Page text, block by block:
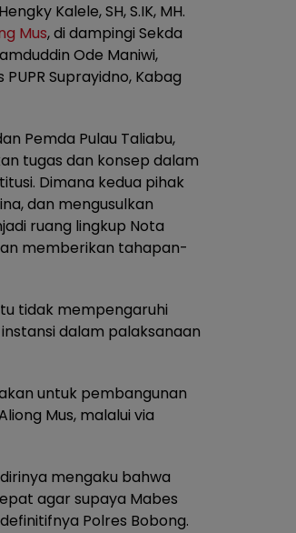
Kalele, SH, S.IK, MH.
Mus, di dampingi Sekda
Ode Maniwi,
Suprayidno, Kabag
Pemda Pulau Taliabu,
tugas dan konsep dalam
Dimana kedua pihak
dan mengusulkan
ruang lingkup Nota
memberikan tahapan-
tidak mempengaruhi
dalam palaksanaan
untuk pembangunan
Mus, malalui via
mengaku bahwa
agar supaya Mabes
Polres Bobong.